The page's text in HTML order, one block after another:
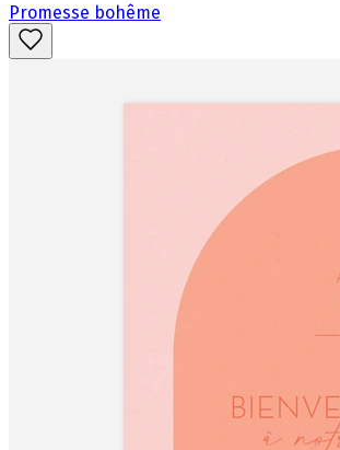
Promesse bohême